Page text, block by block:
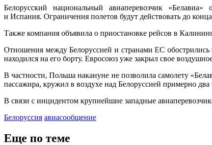
Белорусский национальный авиаперевозчик
и Испания. Ограничения полетов будут действовать до
Также компания объявила о приостановке рейсов в
Отношения между Белоруссией и странами ЕС обострились
находился на его борту. Евросоюз уже закрыл свое
В частности, Польша накануне не позволила самолету
пассажира, кружил в воздухе над Белоруссией примерно
В связи с инцидентом крупнейшие западные
Белоруссия авиасообщение
Еще по теме